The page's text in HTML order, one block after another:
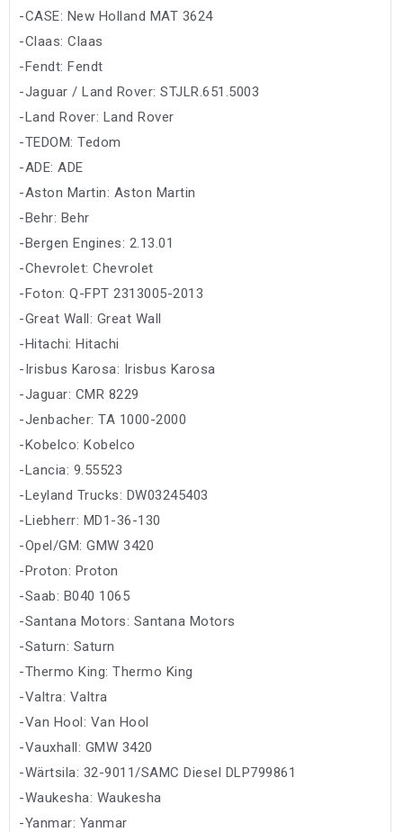
-CASE: New Holland MAT 3624
-Claas: Claas
-Fendt: Fendt
-Jaguar / Land Rover: STJLR.651.5003
-Land Rover: Land Rover
-TEDOM: Tedom
-ADE: ADE
-Aston Martin: Aston Martin
-Behr: Behr
-Bergen Engines: 2.13.01
-Chevrolet: Chevrolet
-Foton: Q-FPT 2313005-2013
-Great Wall: Great Wall
-Hitachi: Hitachi
-Irisbus Karosa: Irisbus Karosa
-Jaguar: CMR 8229
-Jenbacher: TA 1000-2000
-Kobelco: Kobelco
-Lancia: 9.55523
-Leyland Trucks: DW03245403
-Liebherr: MD1-36-130
-Opel/GM: GMW 3420
-Proton: Proton
-Saab: B040 1065
-Santana Motors: Santana Motors
-Saturn: Saturn
-Thermo King: Thermo King
-Valtra: Valtra
-Van Hool: Van Hool
-Vauxhall: GMW 3420
-Wärtsila: 32-9011/SAMC Diesel DLP799861
-Waukesha: Waukesha
-Yanmar: Yanmar